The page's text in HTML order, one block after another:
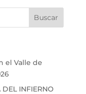
el Valle de
INFIERNO